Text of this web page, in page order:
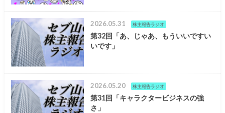
2026.05.31 株主報告ラジオ
第32回「あ、じゃあ、もういいですい
いです」
2026.05.20 株主報告ラジオ
第31回「キャラクタービジネスの強
さ」